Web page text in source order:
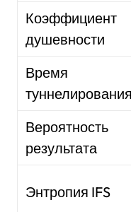
Коэффициент
душевности
Время
туннелирования
Вероятность
результата
Энтропия IFS